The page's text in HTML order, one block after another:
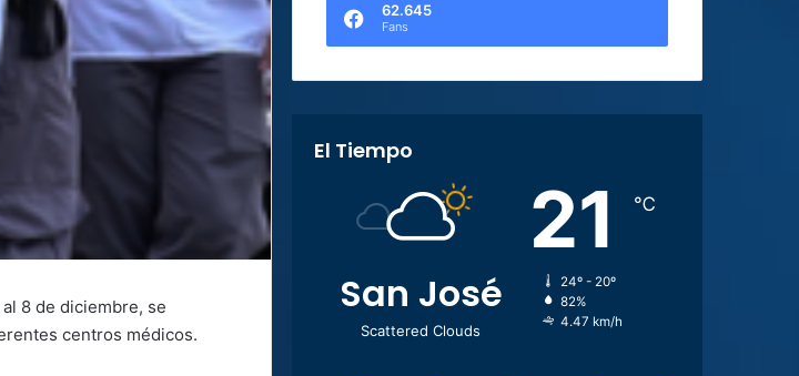
8 de diciembre, se
centros médicos.
62.645
Fans
El Tiempo
San José
Scattered Clouds
21 ℃
24º - 20º
82%
4.47 km/h